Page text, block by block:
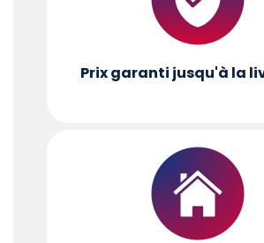
Prix garanti jusqu'à la